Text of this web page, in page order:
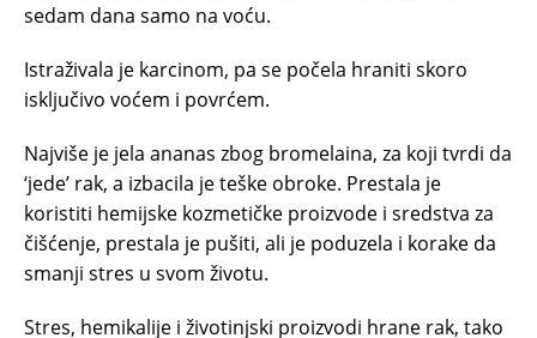
sedam dana samo na voću.
Istraživala je karcinom, pa se počela hraniti skoro
isključivo voćem i povrćem.
Najviše je jela ananas zbog bromelaina, za koji tvrdi da
‘jede’ rak, a izbacila je teške obroke. Prestala je
koristiti hemijske kozmetičke proizvode i sredstva za
čišćenje, prestala je pušiti, ali je poduzela i korake da
smanji stres u svom životu.
Stres, hemikalije i životinjski proizvodi hrane rak, tako